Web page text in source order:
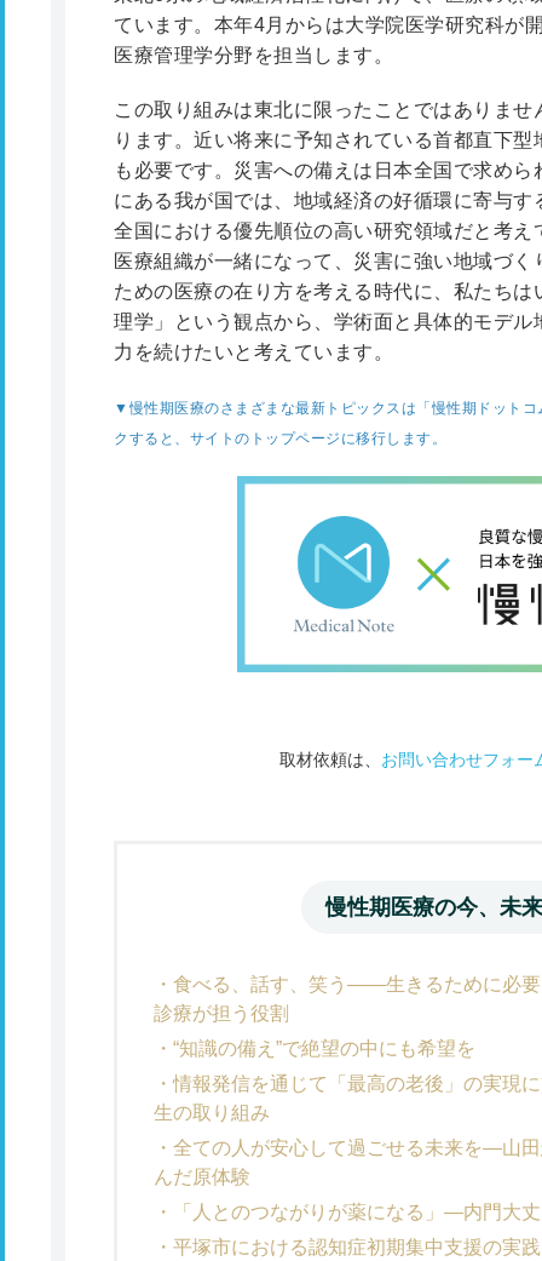
ています。本年4月からは大学院医学研究科が
医療管理学分野を担当します。
この取り組みは東北に限ったことではありま
ります。近い将来に予知されている首都直下
も必要です。災害への備えは日本全国で求め
にある我が国では、地域経済の好循環に寄与
全国における優先順位の高い研究領域だと考
医療組織が一緒になって、災害に強い地域づ
ための医療の在り方を考える時代に、私たち
理学」という観点から、学術面と具体的モデ
力を続けたいと考えています。
▼慢性期医療のさまざまな最新トピックスは「慢性期ドット
クすると、サイトのトップページに移行します。
取材依頼は、 お問い合わせフォー
慢性期医療の今、未来
食べる、話す、笑う――生きるために必
診療が担う役割
“知識の備え”で絶望の中にも希望を
情報発信を通じて「最高の老後」の実現
生の取り組み
全ての人が安心して過ごせる未来を―山
んだ原体験
「人とのつながりが薬になる」―内門大
平塚市における認知症初期集中支援の実